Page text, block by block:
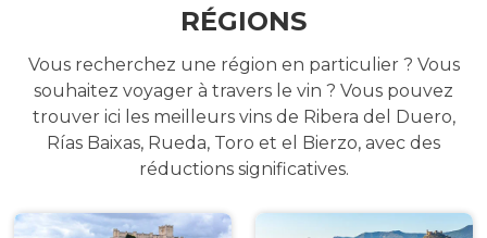
RÉGIONS
Vous recherchez une région en particulier ? Vous
souhaitez voyager à travers le vin ? Vous pouvez
trouver ici les meilleurs vins de Ribera del Duero,
Rías Baixas, Rueda, Toro et el Bierzo, avec des
réductions significatives.